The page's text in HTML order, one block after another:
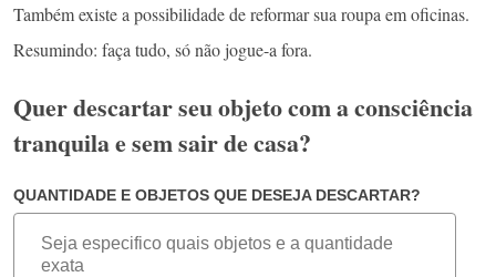
Também existe a possibilidade de reformar sua roupa em oficinas.
Resumindo: faça tudo, só não jogue-a fora.
Quer descartar seu objeto com a consciência
tranquila e sem sair de casa?
QUANTIDADE E OBJETOS QUE DESEJA DESCARTAR?